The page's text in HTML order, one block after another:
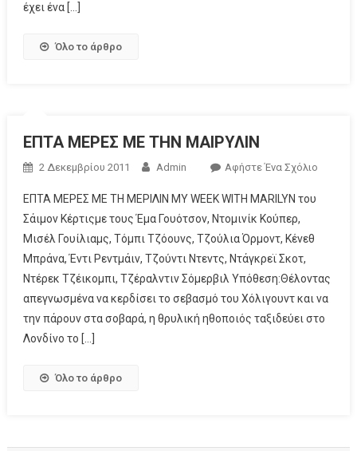
έχει ένα […]
Όλο το άρθρο
ΕΠΤΑ ΜΕΡΕΣ ΜΕ ΤΗΝ ΜΑΙΡΥΛΙΝ
2 Δεκεμβρίου 2011 Admin Αφήστε Ένα Σχόλιο
ΕΠΤΑ ΜΕΡΕΣ ΜΕ ΤΗ ΜΕΡΙΛΙΝ MY WEEK WITH MARILYN του
Σάιμον Κέρτιςμε τους Έμα Γουότσον, Ντομινίκ Κούπερ,
Μισέλ Γουίλιαμς, Τόμπι Τζόουνς, Τζούλια Όρμοντ, Κένεθ
Μπράνα, Έντι Ρεντμάιν, Τζούντι Ντεντς, Ντάγκρεϊ Σκοτ,
Ντέρεκ Τζέικομπι, Τζέραλντιν Σόμερβιλ Υπόθεση:Θέλοντας
απεγνωσμένα να κερδίσει το σεβασμό του Χόλιγουντ και να
την πάρουν στα σοβαρά, η θρυλική ηθοποιός ταξιδεύει στο
Λονδίνο το […]
Όλο το άρθρο